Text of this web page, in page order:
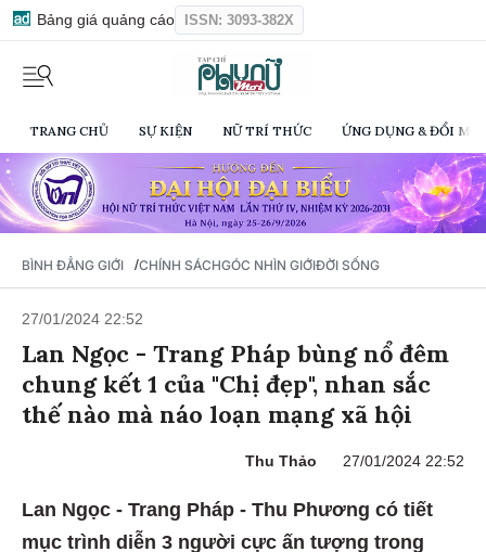
Bảng giá quảng cáo ISSN: 3093-382X
TRANG CHỦ SỰ KIỆN NỮ TRÍ THỨC ỨNG DỤNG & ĐỔI
BÌNH ĐẲNG GIỚI /CHÍNH SÁCHGÓC NHÌN GIỚIĐỜI SỐNG
27/01/2024 22:52
Lan Ngọc - Trang Pháp bùng nổ đêm
chung kết 1 của "Chị đẹp", nhan sắc
thế nào mà náo loạn mạng xã hội
Thu Thảo 27/01/2024 22:52
Lan Ngọc - Trang Pháp - Thu Phương có tiết
mục trình diễn 3 người cực ấn tượng trong